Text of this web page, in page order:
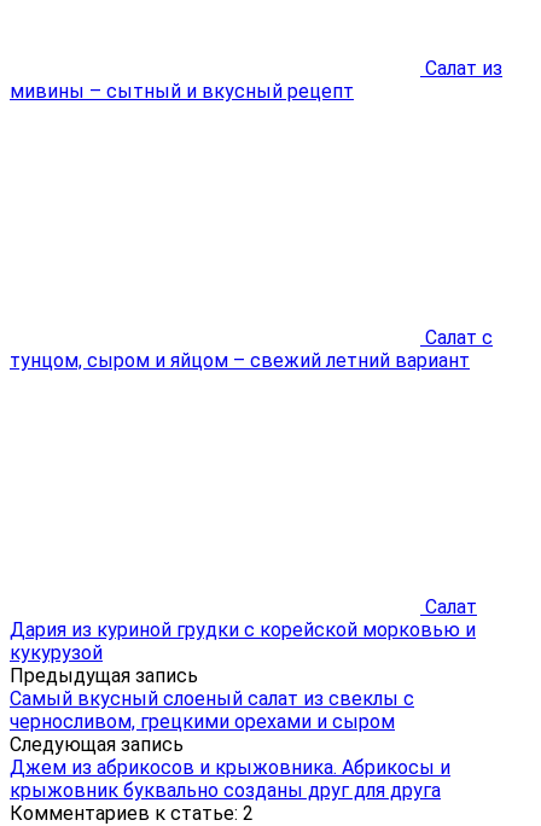
Салат из
мивины – сытный и вкусный рецепт
Cалат с
тунцом, сыром и яйцом – свежий летний вариант
Салат
Дария из куриной грудки с корейской морковью и
кукурузой
Предыдущая запись
Самый вкусный слоеный салат из свеклы с
черносливом, грецкими орехами и сыром
Следующая запись
Джем из абрикосов и крыжовника. Абрикосы и
крыжовник буквально созданы друг для друга
Комментариев к статье: 2